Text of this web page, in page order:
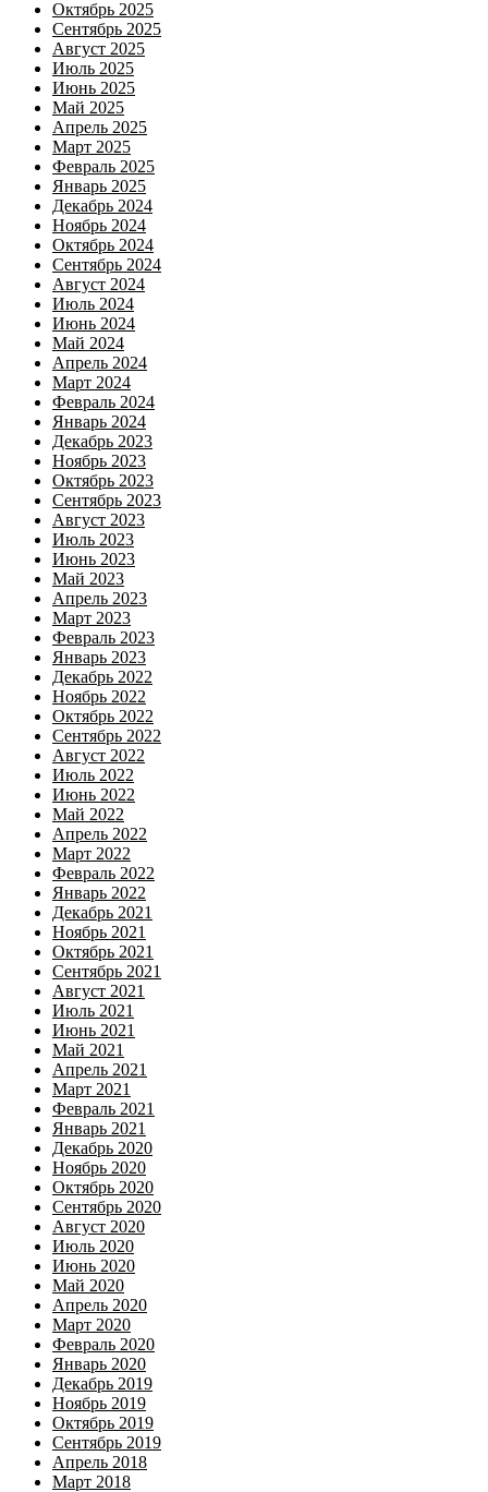
Октябрь 2025
Сентябрь 2025
Август 2025
Июль 2025
Июнь 2025
Май 2025
Апрель 2025
Март 2025
Февраль 2025
Январь 2025
Декабрь 2024
Ноябрь 2024
Октябрь 2024
Сентябрь 2024
Август 2024
Июль 2024
Июнь 2024
Май 2024
Апрель 2024
Март 2024
Февраль 2024
Январь 2024
Декабрь 2023
Ноябрь 2023
Октябрь 2023
Сентябрь 2023
Август 2023
Июль 2023
Июнь 2023
Май 2023
Апрель 2023
Март 2023
Февраль 2023
Январь 2023
Декабрь 2022
Ноябрь 2022
Октябрь 2022
Сентябрь 2022
Август 2022
Июль 2022
Июнь 2022
Май 2022
Апрель 2022
Март 2022
Февраль 2022
Январь 2022
Декабрь 2021
Ноябрь 2021
Октябрь 2021
Сентябрь 2021
Август 2021
Июль 2021
Июнь 2021
Май 2021
Апрель 2021
Март 2021
Февраль 2021
Январь 2021
Декабрь 2020
Ноябрь 2020
Октябрь 2020
Сентябрь 2020
Август 2020
Июль 2020
Июнь 2020
Май 2020
Апрель 2020
Март 2020
Февраль 2020
Январь 2020
Декабрь 2019
Ноябрь 2019
Октябрь 2019
Сентябрь 2019
Апрель 2018
Март 2018